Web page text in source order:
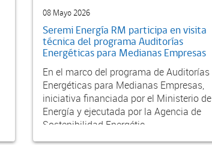
08 Mayo 2026
Seremi Energía RM participa en visita
técnica del programa Auditorías
Energéticas para Medianas Empresas
En el marco del programa de Auditorías
Energéticas para Medianas Empresas,
iniciativa financiada por el Ministerio de
Energía y ejecutada por la Agencia de
Sostenibilidad Energétic...